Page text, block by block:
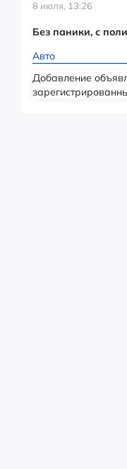
8 июля, 13:26
Без паники, с
Авто
Добавление